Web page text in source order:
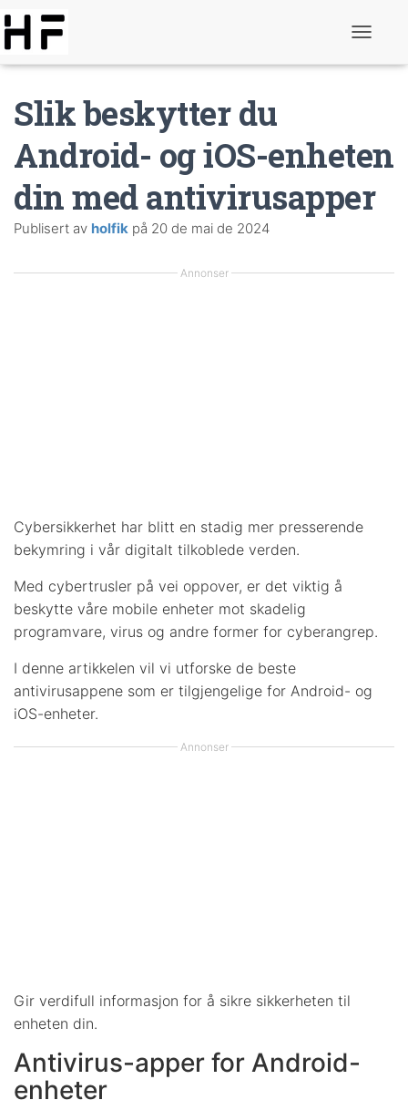
v
i
Slik beskytter du
Android- og iOS-enheten
din med antivirusapper
Publisert av holfik på 20 de mai de 2024
Annonser
Cybersikkerhet har blitt en stadig mer presserende
bekymring i vår digitalt tilkoblede verden.
Med cybertrusler på vei oppover, er det viktig å
beskytte våre mobile enheter mot skadelig
programvare, virus og andre former for cyberangrep.
I denne artikkelen vil vi utforske de beste
antivirusappene som er tilgjengelige for Android- og
iOS-enheter.
Annonser
Gir verdifull informasjon for å sikre sikkerheten til
enheten din.
Antivirus-apper for Android-
enheter